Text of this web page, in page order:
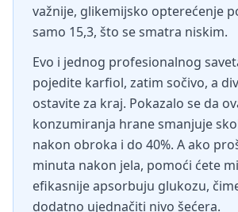
važnije, glikemijsko opterećenje
samo 15,3, što se smatra niskim.
Evo i jednog profesionalnog
pojedite karfiol, zatim sočivo, a
ostavite za kraj. Pokazalo se da
konzumiranja hrane smanjuje
nakon obroka i do 40%. A ako
minuta nakon jela, pomoći ćete
efikasnije apsorbuju glukozu,
dodatno ujednačiti nivo šećera.